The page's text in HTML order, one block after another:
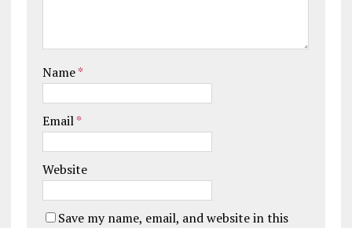
Name*
Email*
Website
Save my name, email, and website in this